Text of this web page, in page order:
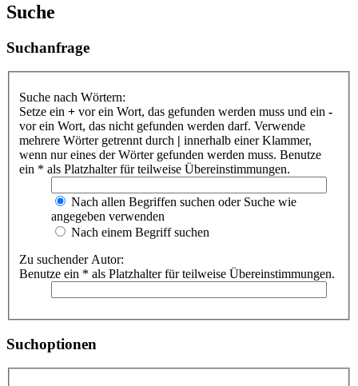
Suche
Suchanfrage
Suche nach Wörtern:
Setze ein + vor ein Wort, das gefunden werden muss und ein -
vor ein Wort, das nicht gefunden werden darf. Verwende
mehrere Wörter getrennt durch | innerhalb einer Klammer,
wenn nur eines der Wörter gefunden werden muss. Benutze
ein * als Platzhalter für teilweise Übereinstimmungen.
Nach allen Begriffen suchen oder Suche wie
angegeben verwenden
Nach einem Begriff suchen
Zu suchender Autor:
Benutze ein * als Platzhalter für teilweise Übereinstimmungen.
Suchoptionen